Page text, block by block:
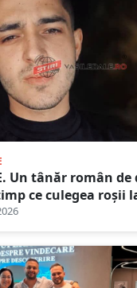
Un tânăr român de
ce culegea roșii
Italia